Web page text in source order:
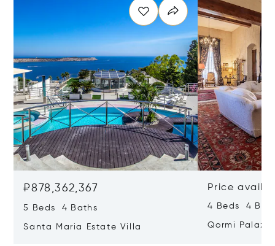
₽878,362,367
5 Beds 4 Baths
Santa Maria Estate Villa
Price
4 Beds 4
Qormi